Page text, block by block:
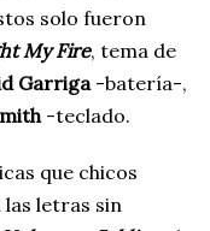
solo fueron
My Fire, tema de
Garriga-batería-,
-teclado.
que chicos
letras sin